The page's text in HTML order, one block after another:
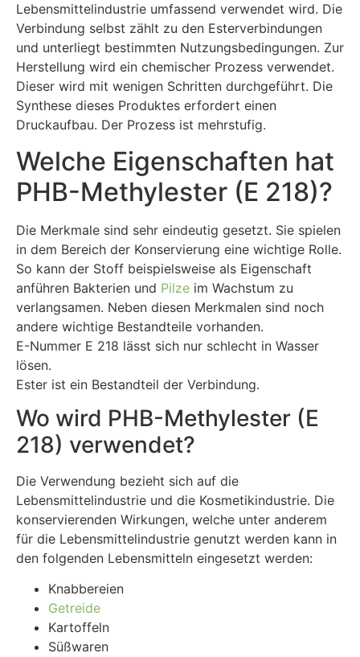
Lebensmittelindustrie umfassend verwendet wird. Die
Verbindung selbst zählt zu den Esterverbindungen
und unterliegt bestimmten Nutzungsbedingungen. Zur
Herstellung wird ein chemischer Prozess verwendet.
Dieser wird mit wenigen Schritten durchgeführt. Die
Synthese dieses Produktes erfordert einen
Druckaufbau. Der Prozess ist mehrstufig.
Welche Eigenschaften hat
PHB-Methylester (E 218)?
Die Merkmale sind sehr eindeutig gesetzt. Sie spielen
in dem Bereich der Konservierung eine wichtige Rolle.
So kann der Stoff beispielsweise als Eigenschaft
anführen Bakterien und Pilze im Wachstum zu
verlangsamen. Neben diesen Merkmalen sind noch
andere wichtige Bestandteile vorhanden.
E-Nummer E 218 lässt sich nur schlecht in Wasser
lösen.
Ester ist ein Bestandteil der Verbindung.
Wo wird PHB-Methylester (E
218) verwendet?
Die Verwendung bezieht sich auf die
Lebensmittelindustrie und die Kosmetikindustrie. Die
konservierenden Wirkungen, welche unter anderem
für die Lebensmittelindustrie genutzt werden kann in
den folgenden Lebensmitteln eingesetzt werden:
Knabbereien
Getreide
Kartoffeln
Süßwaren